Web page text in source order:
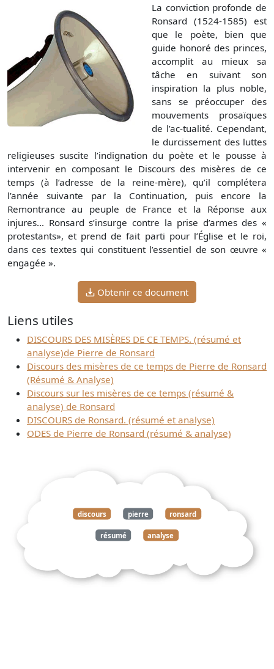
La conviction profonde de
Ronsard (1524-1585) est
que le poète, bien que
guide honoré des princes,
accomplit au mieux sa
tâche en suivant son
inspiration la plus noble,
sans se préoccuper des
mouvements prosaïques
de l’ac-tualité. Cependant,
le durcissement des luttes
religieuses suscite l’indignation du poète et le pousse à
intervenir en composant le Discours des misères de ce
temps (à l’adresse de la reine-mère), qu’il complétera
l’année suivante par la Continuation, puis encore la
Remontrance au peuple de France et la Réponse aux
injures... Ronsard s’insurge contre la prise d’armes des «
protestants», et prend de fait parti pour l’Église et le roi,
dans ces textes qui constituent l’essentiel de son œuvre «
engagée ».
Obtenir ce document
Liens utiles
DISCOURS DES MISÈRES DE CE TEMPS. (résumé et
analyse)de Pierre de Ronsard
Discours des misères de ce temps de Pierre de Ronsard
(Résumé & Analyse)
Discours sur les misères de ce temps (résumé &
analyse) de Ronsard
DISCOURS de Ronsard. (résumé et analyse)
ODES de Pierre de Ronsard (résumé & analyse)
discours pierre ronsard
résumé analyse